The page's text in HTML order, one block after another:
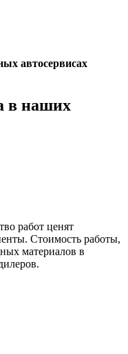
автосервисах
в наших
работ ценят
Стоимость работы,
материалов в